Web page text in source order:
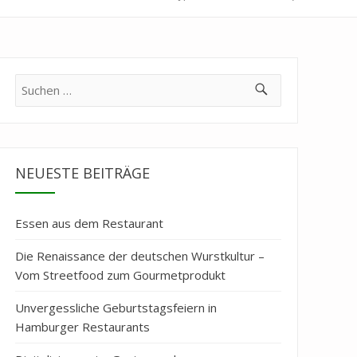
Suche
NEUESTE BEITRÄGE
Essen aus dem Restaurant
Die Renaissance der deutschen Wurstkultur –
Vom Streetfood zum Gourmetprodukt
Unvergessliche Geburtstagsfeiern in
Hamburger Restaurants